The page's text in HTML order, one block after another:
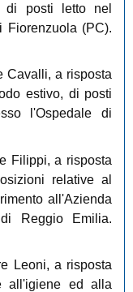
di posti letto nel
Fiorenzuola (PC).
Cavalli, a risposta
estivo, di posti
l'Ospedale di
Filippi, a risposta
relative al
all'Azienda
Reggio Emilia.
Leoni, a risposta
all'igiene ed alla